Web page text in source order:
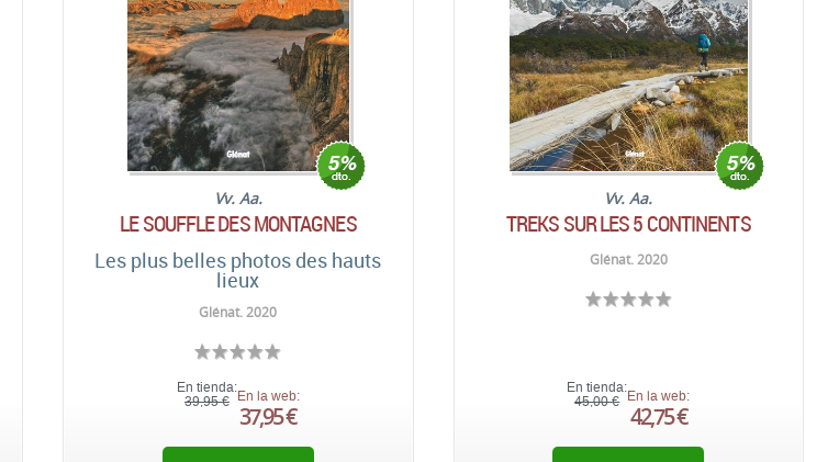
Vv. Aa.
LE SOUFFLE DES MONTAGNES
Les plus belles photos des hauts
lieux
Glénat. 2020
En tienda:
39,95 € En la web:
37,95 €
Vv. Aa.
TREKS SUR LES 5 CONTINENTS
Glénat. 2020
En tienda:
45,00 €
En la web:
42,75 €